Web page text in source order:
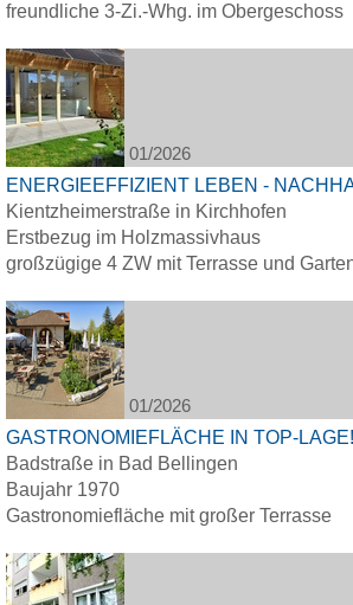
freundliche 3-Zi.-Whg. im Obergeschoss
01/2026
ENERGIEEFFIZIENT LEBEN -
Kientzheimerstraße in Kirchhofen
Erstbezug im Holzmassivhaus
großzügige 4 ZW mit Terrasse und
01/2026
GASTRONOMIEFLÄCHE IN TOP-LAGE!
Badstraße in Bad Bellingen
Baujahr 1970
Gastronomiefläche mit großer Terrasse